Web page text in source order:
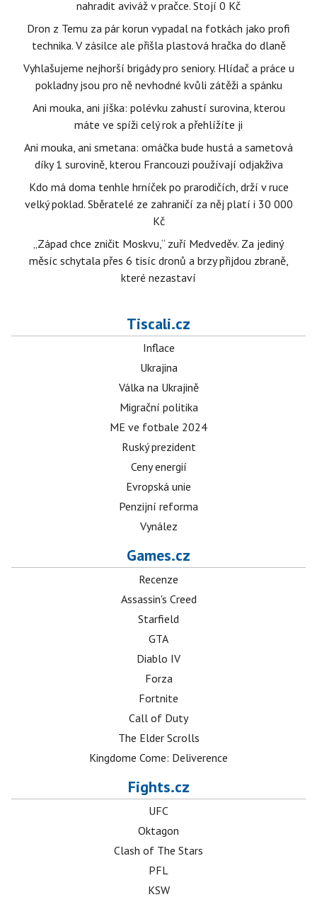
nahradit aviváž v pračce. Stojí 0 Kč
Dron z Temu za pár korun vypadal na fotkách jako profi
technika. V zásilce ale přišla plastová hračka do dlaně
Vyhlašujeme nejhorší brigády pro seniory. Hlídač a práce u
pokladny jsou pro ně nevhodné kvůli zátěži a spánku
Ani mouka, ani jíška: polévku zahustí surovina, kterou
máte ve spíži celý rok a přehlížíte ji
Ani mouka, ani smetana: omáčka bude hustá a sametová
díky 1 surovině, kterou Francouzi používají odjakživa
Kdo má doma tenhle hrníček po prarodičích, drží v ruce
velký poklad. Sběratelé ze zahraničí za něj platí i 30 000
Kč
„Západ chce zničit Moskvu,“ zuří Medveděv. Za jediný
měsíc schytala přes 6 tisíc dronů a brzy přijdou zbraně,
které nezastaví
Tiscali.cz
Inflace
Ukrajina
Válka na Ukrajině
Migrační politika
ME ve fotbale 2024
Ruský prezident
Ceny energií
Evropská unie
Penzijní reforma
Vynález
Games.cz
Recenze
Assassin's Creed
Starfield
GTA
Diablo IV
Forza
Fortnite
Call of Duty
The Elder Scrolls
Kingdome Come: Deliverence
Fights.cz
UFC
Oktagon
Clash of The Stars
PFL
KSW